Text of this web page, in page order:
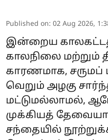
Published on: 02 Aug 2026,
இன்றைய
காலநிலை மற்றும்
காரணமாக, சருமப்
வெறும் அழகு
மட்டுமல்லாமல்,
முக்கியத்
சந்தையில்